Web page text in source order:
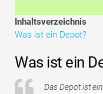
Vollständige Form
Risikomanagement-
Inhaltsverzeichnis
Was ist ein Depot?
Was ist ein
Das Depot ist